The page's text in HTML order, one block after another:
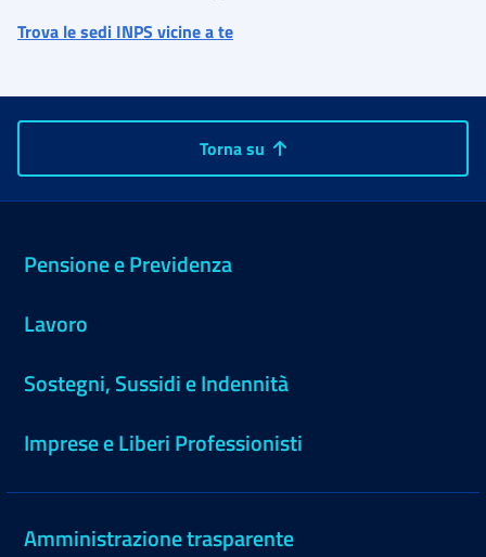
Trova le sedi INPS vicine a te
Torna su
Pensione e Previdenza
Lavoro
Sostegni, Sussidi e Indennità
Imprese e Liberi Professionisti
Amministrazione trasparente